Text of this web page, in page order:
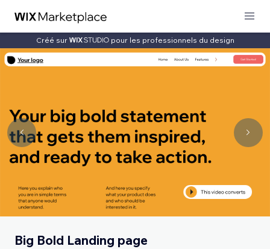
Créé sur pour les professionnels du design
Big Bold Landing page